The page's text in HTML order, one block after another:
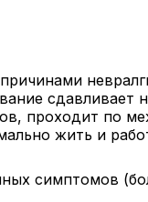
сдавливает
проходит по
жить и
симптомов